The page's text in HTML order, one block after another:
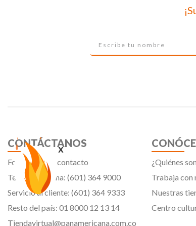
x
CONTÁCTANOS
Formulario de contacto
Teléfono oficina: (601) 364 9000
Servicio al cliente: (601) 364 9333
Resto del país: 01 8000 12 13 14
Tiendavirtual@panamericana.com.co
¿Quiénes
Trabaja con
Nuestras
Centro